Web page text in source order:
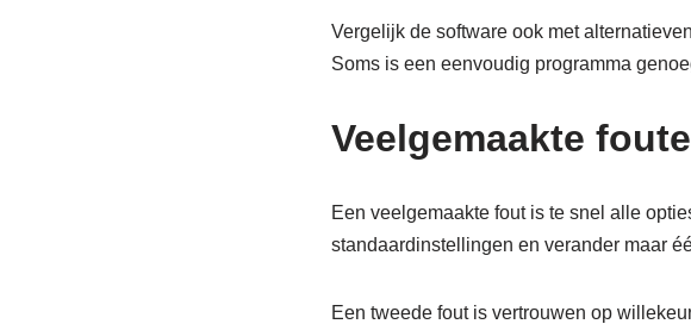
Vergelijk de software ook met
Soms is een eenvoudig programma
Veelgemaakte
Een veelgemaakte fout is te snel alle
standaardinstellingen en verander maar
Een tweede fout is vertrouwen op